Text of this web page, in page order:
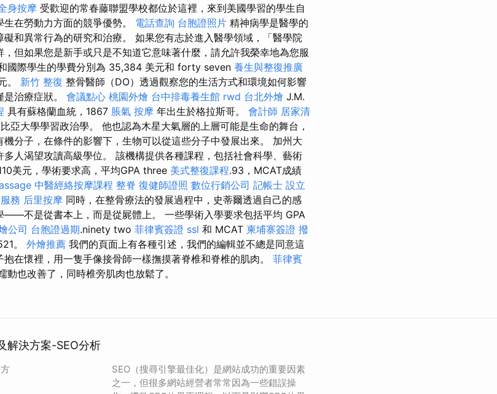
身按摩 受歡迎的常春藤聯盟學校都位於這裡，來到美國學習的學生自
在勞動力方面的競爭優勢。 電話查詢 台胞證照片 精神病學是醫學的
和異常行為的研究和治療。 如果您有志於進入醫學領域，「醫學院
但如果您是新手或只是不知道它意味著什麼，請允許我榮幸地為您服
國際學生的學費分別為 35,384 美元和 forty seven 養生與整復推廣
。 新竹 整復 整骨醫師（DO）透過觀察您的生活方式和環境如何影響
治療症狀。 會議點心 桃園外燴 台中排毒養生館 rwd 台北外燴 J.M.
具有蘇格蘭血統，1867 脹氣 按摩 年出生於格拉斯哥。 會計師 居家清
亞大學學習政治學。 他也認為木星大氣層的上層可能是生命的舞台，
分子，在條件的影響下，生物可以從這些分子中發展出來。 加州大
人渴望攻讀高級學位。 該機構提供各種課程，包括社會科學、藝術
美元，學術要求高，平均GPA three 美式整復課程.93，MCAT成績
中醫經絡按摩課程 整脊 復健師證照 數位行銷公司 記帳士 設立
務 后里按摩 同時，在整骨療法的發展過程中，史蒂爾透過自己的感
——不是從書本上，而是從屍體上。 一些學術入學要求包括平均 GPA
公司 台胞證過期.ninety two 菲律賓簽證 ssl 和 MCAT 柬埔寨簽證 撥
。 外燴推薦 我們的頁面上有各種引述，我們的編輯並不總是同意這
抱在懷裡，用一隻手像接骨師一樣撫摸著脊椎和脊椎的肌肉。 菲律賓
也改善了，同時椎旁肌肉也放鬆了。
解決方案-SEO分析
SEO（搜尋引擎最佳化）是網站成功的重要因素
之一，但很多網站經營者常常因為一些錯誤操